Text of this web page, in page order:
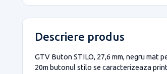
Descriere produs
GTV Buton STILO, 27,6 mm, negru
20m butonul stilo se caracterizeaza